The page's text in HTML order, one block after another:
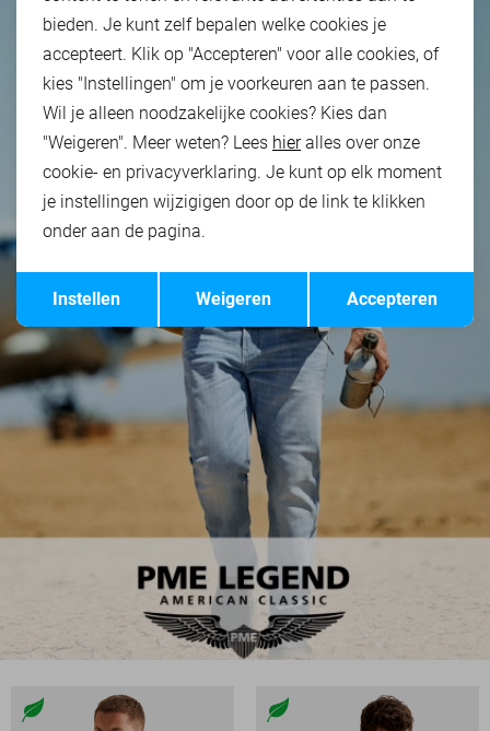
Opslaan
bieden. Je kunt zelf bepalen welke cookies je
accepteert. Klik op "Accepteren" voor alle cookies, of
kies "Instellingen" om je voorkeuren aan te passen.
Wil je alleen noodzakelijke cookies? Kies dan
"Weigeren". Meer weten? Lees hieralles over onze
cookie- en privacyverklaring. Je kunt op elk moment
je instellingen wijzigigen door op de link te klikken
onder aan de pagina.
Accepteren
Weigeren
Instellen